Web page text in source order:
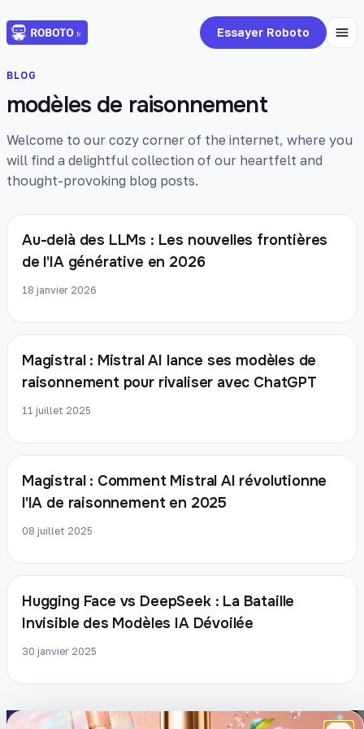
Essayer Roboto
BLOG
modèles de raisonnement
Welcome to our cozy corner of the internet, where you
will find a delightful collection of our heartfelt and
thought-provoking blog posts.
Au-delà des LLMs : Les nouvelles frontières
de l'IA générative en 2026
18 janvier 2026
Magistral : Mistral AI lance ses modèles de
raisonnement pour rivaliser avec ChatGPT
11 juillet 2025
Magistral : Comment Mistral AI révolutionne
l'IA de raisonnement en 2025
08 juillet 2025
Hugging Face vs DeepSeek : La Bataille
Invisible des Modèles IA Dévoilée
30 janvier 2025